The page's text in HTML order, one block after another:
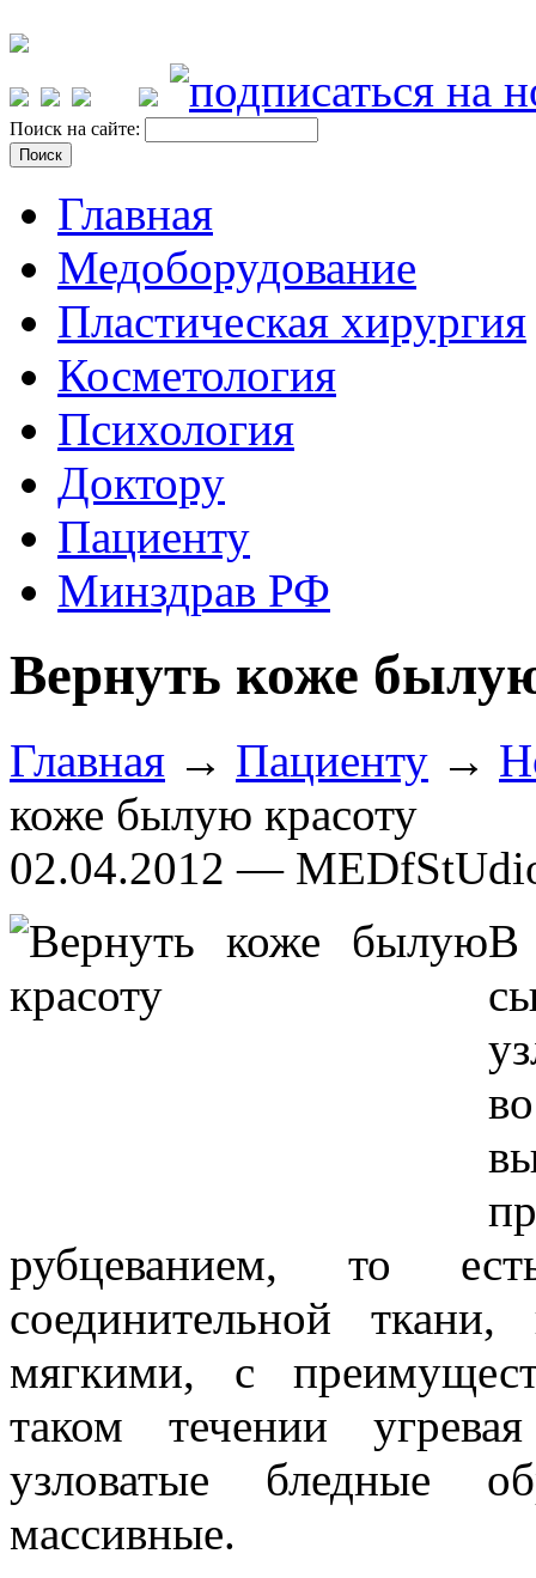
Поиск на сайте:
Главная
Медоборудование
Пластическая хирургия
Косметология
Психология
Доктору
Пациенту
Минздрав РФ
Вернуть коже
Главная → Пациенту →
коже былую красоту
02.04.2012 —
В
рубцеванием, то
соединительной
мягкими, с
таком течении
узловатые бледные
массивные.